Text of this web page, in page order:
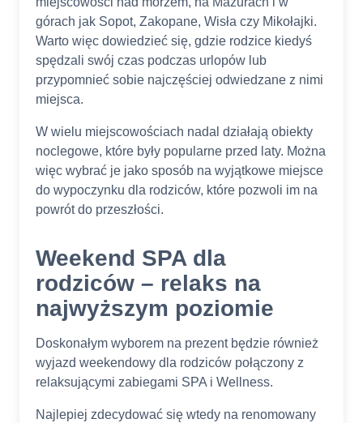
górach jak Sopot, Zakopane, Wisła czy Mikołajki.
Warto więc dowiedzieć się, gdzie rodzice kiedyś
spędzali swój czas podczas urlopów lub
przypomnieć sobie najczęściej odwiedzane z nimi
miejsca.
W wielu miejscowościach nadal działają obiekty
noclegowe, które były popularne przed laty. Można
więc wybrać je jako sposób na wyjątkowe miejsce
do wypoczynku dla rodziców, które pozwoli im na
powrót do przeszłości.
Weekend SPA dla
rodziców – relaks na
najwyższym poziomie
Doskonałym wyborem na prezent będzie również
wyjazd weekendowy dla rodziców połączony z
relaksującymi zabiegami SPA i Wellness.
Najlepiej zdecydować się wtedy na renomowany